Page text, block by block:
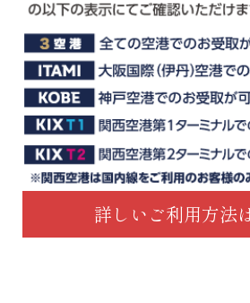
詳しいご利用方法